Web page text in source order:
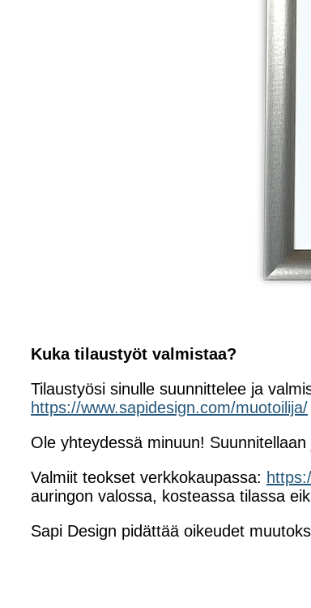
Kuka tilaustyöt valmistaa?
Tilaustyösi sinulle suunnittelee ja
https://www.sapidesign.com/muotoilija/
Ole yhteydessä minuun!
Valmiit teokset verkkokaupassa:
auringon valossa, kosteassa tilassa
Sapi Design pidättää oikeudet